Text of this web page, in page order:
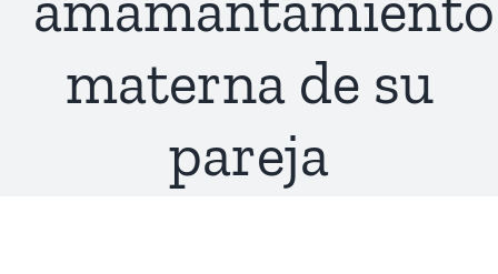
materna de su
pareja